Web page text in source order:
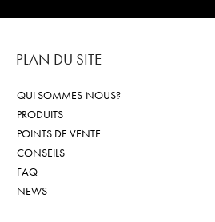
PLAN DU SITE
QUI SOMMES-NOUS?
PRODUITS
POINTS DE VENTE
CONSEILS
FAQ
NEWS